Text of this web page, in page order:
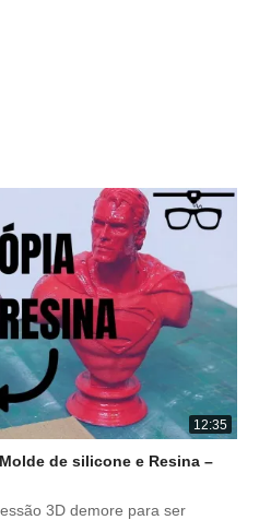
12:35
de silicone e Resina –
3D demore para ser